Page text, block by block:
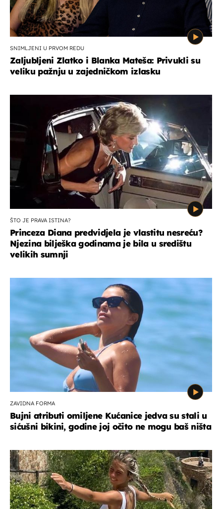
SNIMLJENI U PRVOM REDU
Zaljubljeni Zlatko i Blanka Mateša: Privukli su
veliku pažnju u zajedničkom izlasku
ŠTO JE PRAVA ISTINA?
Princeza Diana predvidjela je vlastitu nesreću?
Njezina bilješka godinama je bila u središtu
velikih sumnji
ZAVIDNA FORMA
Bujni atributi omiljene Kućanice jedva su stali u
sićušni bikini, godine joj očito ne mogu baš ništa